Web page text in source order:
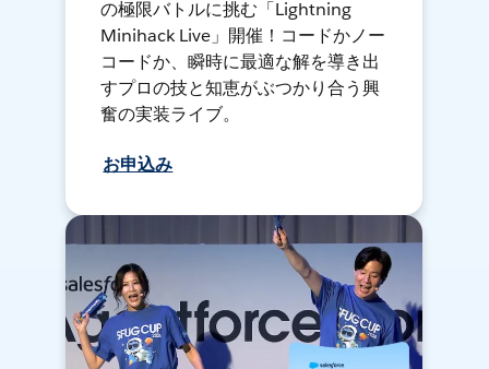
の極限バトルに挑む「Lightning
Minihack Live」開催！コードかノー
コードか、瞬時に最適な解を導き出
すプロの技と知恵がぶつかり合う興
奮の実装ライブ。
お申込み